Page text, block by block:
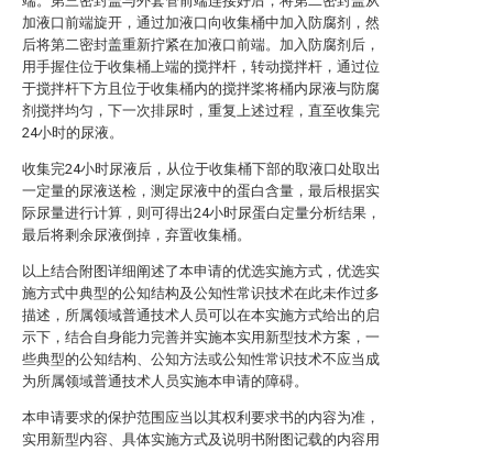
加液口前端旋开，通过加液口向收集桶中加入防腐剂，然
后将第二密封盖重新拧紧在加液口前端。加入防腐剂后，
用手握住位于收集桶上端的搅拌杆，转动搅拌杆，通过位
于搅拌杆下方且位于收集桶内的搅拌桨将桶内尿液与防腐
剂搅拌均匀，下一次排尿时，重复上述过程，直至收集完
24小时的尿液。
收集完24小时尿液后，从位于收集桶下部的取液口处取出
一定量的尿液送检，测定尿液中的蛋白含量，最后根据实
际尿量进行计算，则可得出24小时尿蛋白定量分析结果，
最后将剩余尿液倒掉，弃置收集桶。
以上结合附图详细阐述了本申请的优选实施方式，优选实
施方式中典型的公知结构及公知性常识技术在此未作过多
描述，所属领域普通技术人员可以在本实施方式给出的启
示下，结合自身能力完善并实施本实用新型技术方案，一
些典型的公知结构、公知方法或公知性常识技术不应当成
为所属领域普通技术人员实施本申请的障碍。
本申请要求的保护范围应当以其权利要求书的内容为准，
实用新型内容、具体实施方式及说明书附图记载的内容用